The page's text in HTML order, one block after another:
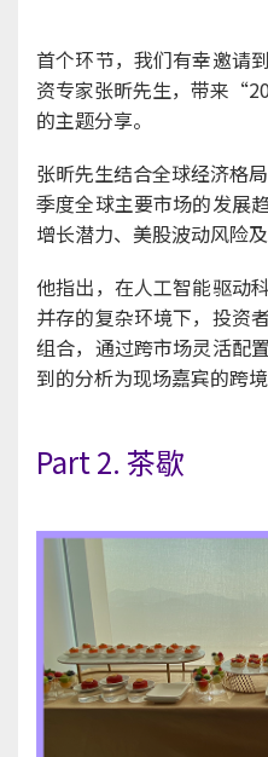
首个环节，我们有幸邀请
资专家张昕先生，带来
的主题分享。
张昕先生结合全球经济格
季度全球主要市场的发展
增长潜力、美股波动风险
他指出，在人工智能驱动
并存的复杂环境下，投资
组合，通过跨市场灵活配
到的分析为现场嘉宾的跨
Part 2. 茶歇